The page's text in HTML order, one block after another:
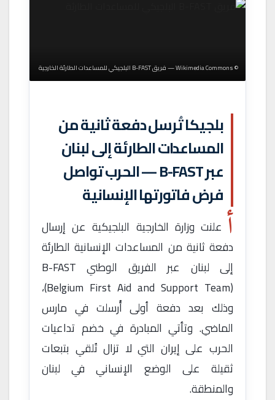
© Wikimedia Commons — فريق B-FAST البلجيكي للمساعدات الطارئة الخارجية
بلجيكا تُرسل دفعة ثانية من
المساعدات الطارئة إلى لبنان
عبر B-FAST — الحرب تواصل
فرض فاتورتها الإنسانية
أ علنت وزارة الخارجية البلجيكية عن إرسال
دفعة ثانية من المساعدات الإنسانية الطارئة
إلى لبنان عبر الفريق الوطني B-FAST
(Belgium First Aid and Support Team)،
وذلك بعد دفعة أولى أُرسلت في مارس
الماضي. وتأتي المبادرة في خضم تداعيات
الحرب على إيران التي لا تزال تُلقي بتبعات
ثقيلة على الوضع الإنساني في لبنان
والمنطقة.